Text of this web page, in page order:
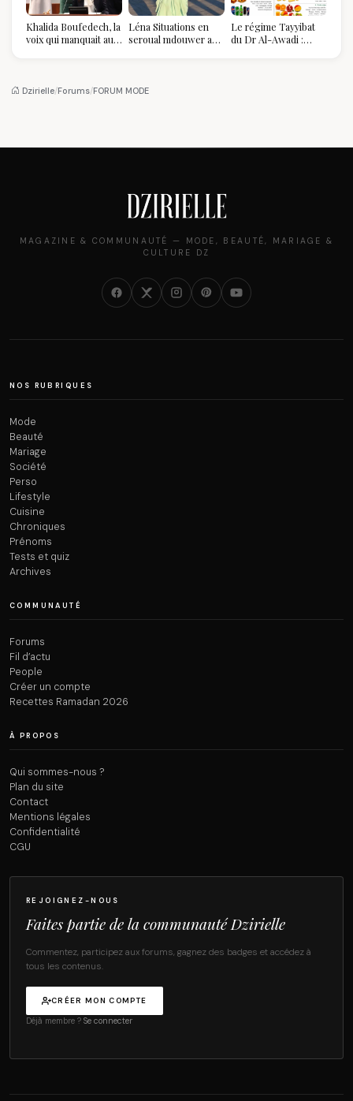
Khalida Boufedech, la
voix qui manquait au
Léna Situations en
seroual mdouwer au
pièce mode de l'été
Le régime Tayyibat
du Dr Al-Awadi :
Dzirielle/Forums/FORUM MODE
MAGAZINE & COMMUNAUTÉ — MODE, BEAUTÉ, MARIAGE &
CULTURE DZ
NOS RUBRIQUES
Mode
Beauté
Mariage
Société
Perso
Lifestyle
Cuisine
Chroniques
Prénoms
Tests et quiz
Archives
COMMUNAUTÉ
Forums
Fil d’actu
People
Créer un compte
Recettes Ramadan 2026
À PROPOS
Qui sommes-nous ?
Plan du site
Contact
Mentions légales
Confidentialité
CGU
REJOIGNEZ-NOUS
Faites partie de la communauté Dzirielle
Commentez, participez aux forums, gagnez des badges et accédez à
tous les contenus.
CRÉER MON COMPTE
Déjà membre ? Se connecter